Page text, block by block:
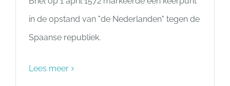
in de opstand van "de Nederlanden" tegen de
Spaanse republiek.
Lees meer